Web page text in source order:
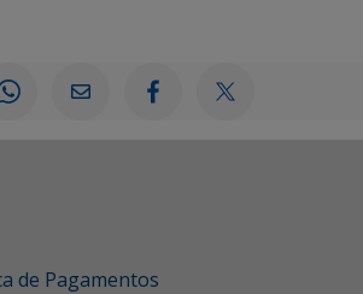
de Pagamentos